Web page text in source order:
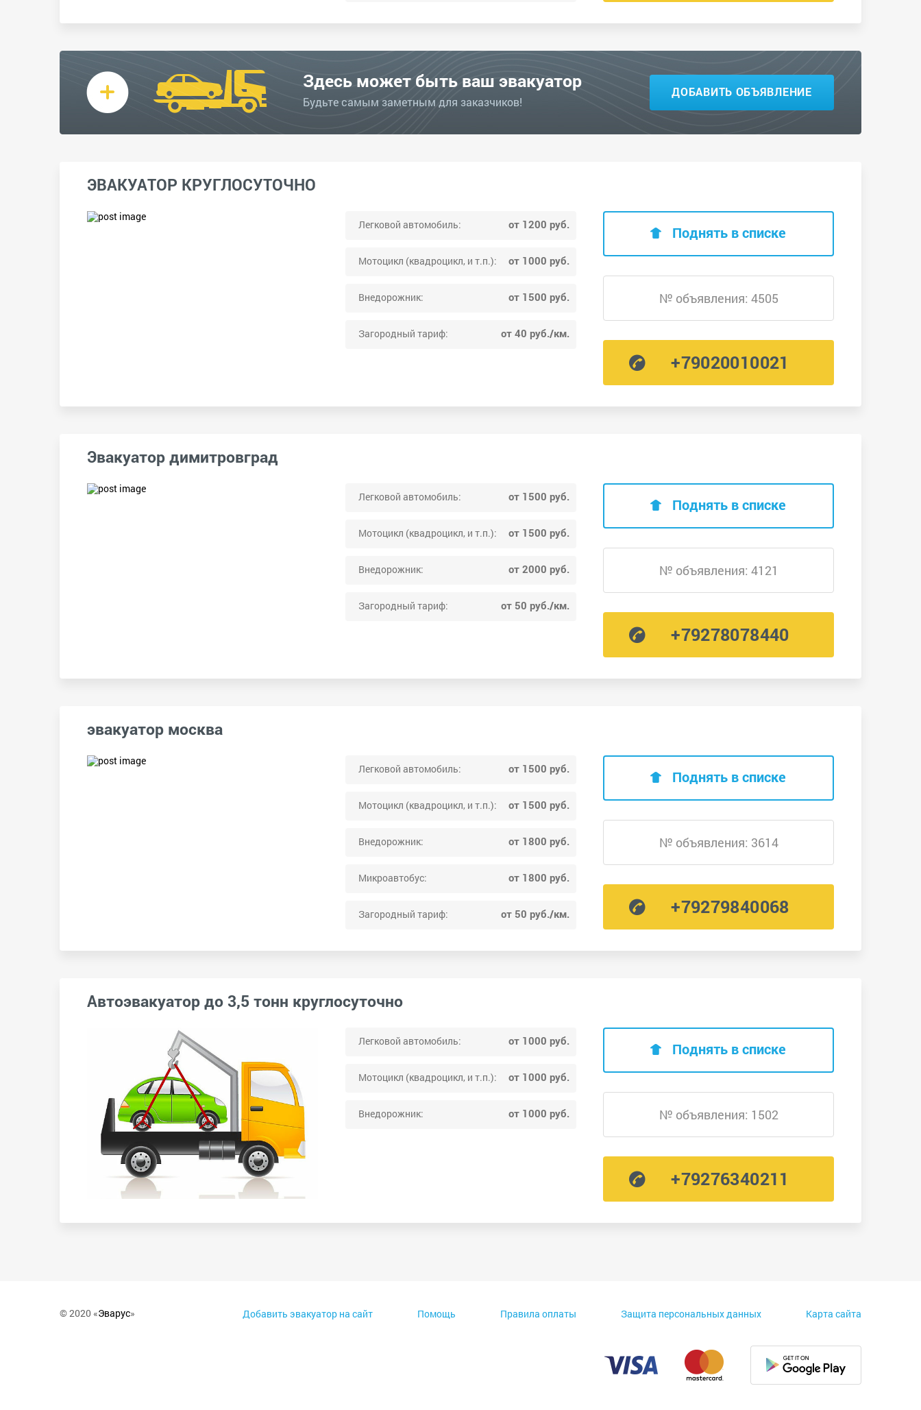
Здесь может быть ваш эвакуатор
Будьте самым заметным для заказчиков!
ДОБАВИТЬ ОБЪЯВЛЕНИЕ
ЭВАКУАТОР КРУГЛОСУТОЧНО
Легковой автомобиль: от 1200 руб.
Мотоцикл (квадроцикл, и т.п.): от 1000 руб.
Внедорожник: от 1500 руб.
Загородный тариф: от 40 руб./км.
Поднять в списке
№ объявления: 4505
+79020010021
Эвакуатор димитровград
Легковой автомобиль: от 1500 руб.
Мотоцикл (квадроцикл, и т.п.): от 1500 руб.
Внедорожник: от 2000 руб.
Загородный тариф: от 50 руб./км.
Поднять в списке
№ объявления: 4121
+79278078440
эвакуатор москва
Легковой автомобиль: от 1500 руб.
Мотоцикл (квадроцикл, и т.п.): от 1500 руб.
Внедорожник: от 1800 руб.
Микроавтобус: от 1800 руб.
Загородный тариф: от 50 руб./км.
Поднять в списке
№ объявления: 3614
+79279840068
Автоэвакуатор до 3,5 тонн круглосуточно
Легковой автомобиль: от 1000 руб.
Мотоцикл (квадроцикл, и т.п.): от 1000 руб.
Внедорожник: от 1000 руб.
Поднять в списке
№ объявления: 1502
+79276340211
© 2020 «Эварус» Добавить эвакуатор на сайт Помощь Правила оплаты Защита персональных данных Карта сайта